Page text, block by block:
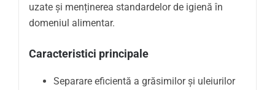
uzate și menținerea standardelor de igienă în
domeniul alimentar.
Caracteristici principale
Separare eficientă a grăsimilor și uleiurilor